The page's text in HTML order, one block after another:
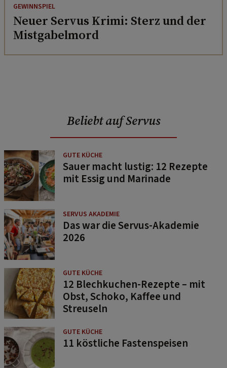
GEWINNSPIEL
Neuer Servus Krimi: Sterz und der
Mistgabelmord
Beliebt auf Servus
GUTE KÜCHE
Sauer macht lustig: 12 Rezepte
mit Essig und Marinade
SERVUS AKADEMIE
Das war die Servus-Akademie
2026
GUTE KÜCHE
12 Blechkuchen-Rezepte – mit
Obst, Schoko, Kaffee und
Streuseln
GUTE KÜCHE
11 köstliche Fastenspeisen